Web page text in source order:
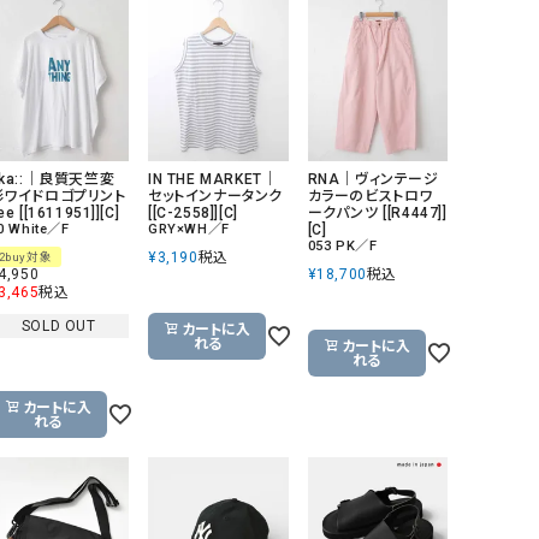
GO TO HOLLYWOOD（ゴートゥーハリウ
ッド）
THIRTY（サーティ）
G-STAR RAW（ジースターロウ） tumugu:（ツムグ）
GOOD SPEED（グッドスピード） un cinq（アンサンク）
GAIMO（ガイモ）
UNIVERSAL OVERALL（
オーバーオール）
USU GALLERY（ユーエス
ー）
Gives a sense of fullment +phenix（フェニックス）
ICHI（イチ）
ILIMA（イリマ）
｜良質天竺変
ワイドロゴプリント
[[1611951]][C]
White／F
2buy対象
4,950
3,465税込
SOLD OUT
カートに入
れる
IN THE MARKET｜
セットインナータンク
[[C-2558]][C]
GRY×WH／F
¥3,190税込
カートに入
れる
RNA｜ヴィンテージ
カラーのビストロワ
ークパンツ [[R4447]]
[C]
053 PK／F
¥18,700税込
カートに入
れる